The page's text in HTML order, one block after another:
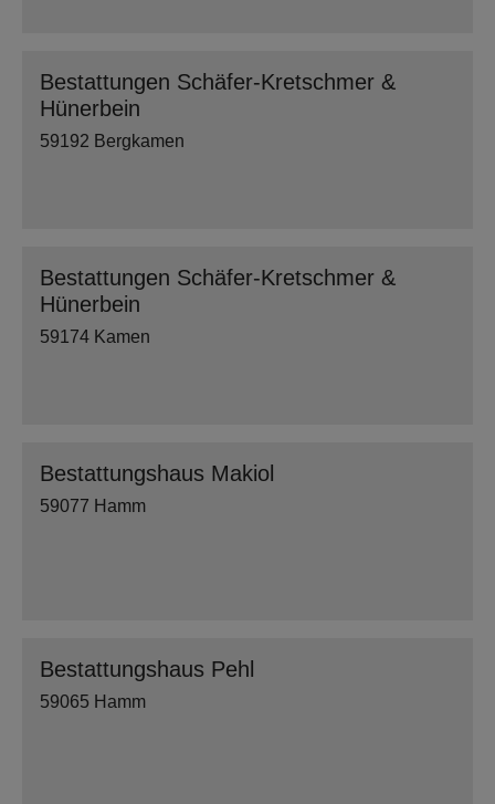
Bestattungen Schäfer-Kretschmer &
Hünerbein
59192 Bergkamen
Bestattungen Schäfer-Kretschmer &
Hünerbein
59174 Kamen
Bestattungshaus Makiol
59077 Hamm
Bestattungshaus Pehl
59065 Hamm